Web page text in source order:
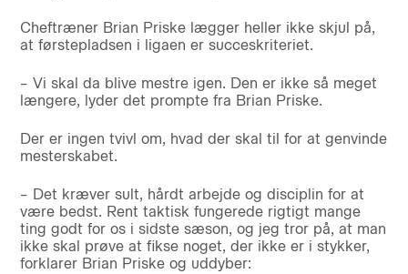
Cheftræner Brian Priske lægger heller ikke skjul på,
at førstepladsen i ligaen er succeskriteriet.
– Vi skal da blive mestre igen. Den er ikke så meget
længere, lyder det prompte fra Brian Priske.
Der er ingen tvivl om, hvad der skal til for at genvinde
mesterskabet.
– Det kræver sult, hårdt arbejde og disciplin for at
være bedst. Rent taktisk fungerede rigtigt mange
ting godt for os i sidste sæson, og jeg tror på, at man
ikke skal prøve at fikse noget, der ikke er i stykker,
forklarer Brian Priske og uddyber: